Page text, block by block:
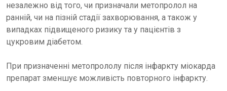
незалежно від того, чи призначали метопролол на
ранній, чи на пізній стадії захворювання, а також у
випадках підвищеного ризику та у пацієнтів з
цукровим діабетом.
При призначенні метопрололу після інфаркту міокарда
препарат зменшує можливість повторного інфаркту.